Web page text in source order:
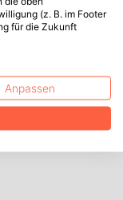
(z. B. im Footer
für die Zukunft
Anpassen